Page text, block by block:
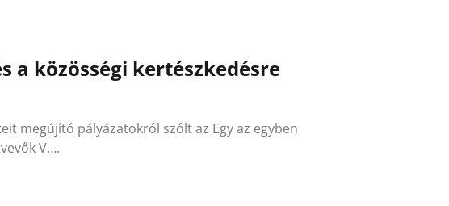
a közösségi kertészkedésre
megújító pályázatokról szólt az Egy az egyben
V….